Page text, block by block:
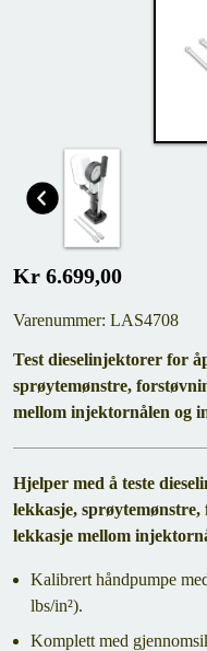
Kr 6.699,00
Varenummer: LAS4708
Test dieselinjektorer for
sprøytemønstre,
mellom injektornålen og
Hjelper med å teste
lekkasje,
lekkasje mellom
Kalibrert håndpumpe
lbs/in²).
Komplett med